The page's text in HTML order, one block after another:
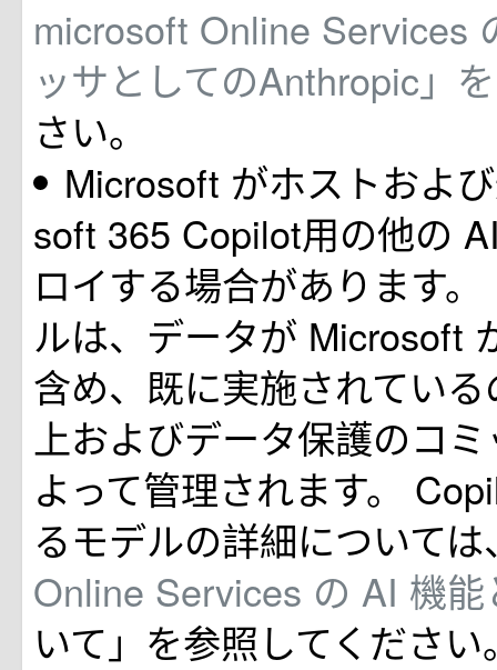
microsoft Online Services
ッサとしてのAnthropic」
さい。
Microsoft がホストおよ
soft 365 Copilot用の他の
ロイする場合があります
ルは、データが Microsoft
含め、既に実施されてい
上およびデータ保護のコ
よって管理されます。
るモデルの詳細について
Online Services の AI 機
いて」を参照してください